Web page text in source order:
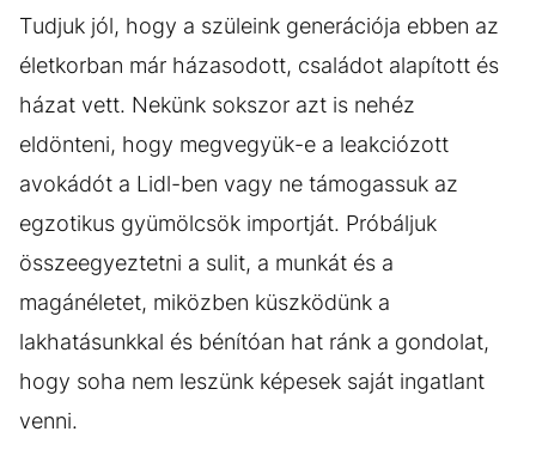
Tudjuk jól, hogy a szüleink generációja ebben az
életkorban már házasodott, családot alapított és
házat vett. Nekünk sokszor azt is nehéz
eldönteni, hogy megvegyük-e a leakciózott
avokádót a Lidl-ben vagy ne támogassuk az
egzotikus gyümölcsök importját. Próbáljuk
összeegyeztetni a sulit, a munkát és a
magánéletet, miközben küszködünk a
lakhatásunkkal és bénítóan hat ránk a gondolat,
hogy soha nem leszünk képesek saját ingatlant
venni.